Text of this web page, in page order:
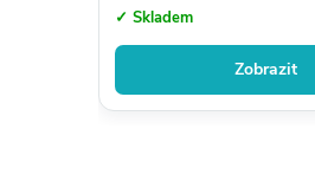
✓ Skladem
Zobrazit